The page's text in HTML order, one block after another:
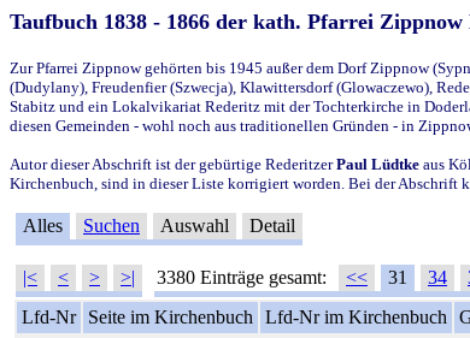
Taufbuch 1838 - 1866 der kath. Pfarrei
Zur Pfarrei Zippnow gehörten bis 1945 außer dem Dorf Zippnow
(Dudylany), Freudenfier (Szwecja), Klawittersdorf (Glowaczewo),
Stabitz und ein Lokalvikariat Rederitz mit der Tochterkirche in
diesen Gemeinden - wohl noch aus traditionellen Gründen - in
Autor dieser Abschrift ist der gebürtige RederitzerPaul Lüdtke aus
Kirchenbuch, sind in dieser Liste korrigiert worden. Bei der Abschrift
Alles Suchen Auswahl Detail
|< < > >| 3380 Einträge gesamt: << 31 34
Lfd-Nr
Seite im Kirchenbuch Lfd-Nr im Kirchenbuch